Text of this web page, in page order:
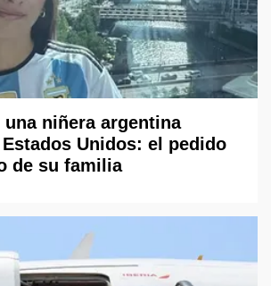
una niñera argentina
Unidos: el pedido
de su familia